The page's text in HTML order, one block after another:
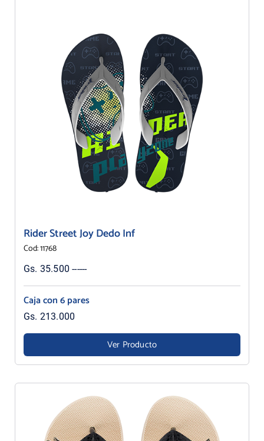
Rider Street Joy Dedo Inf
Cod: 11768
Gs. 35.500 ------
Caja con 6 pares
Gs. 213.000
Ver Producto